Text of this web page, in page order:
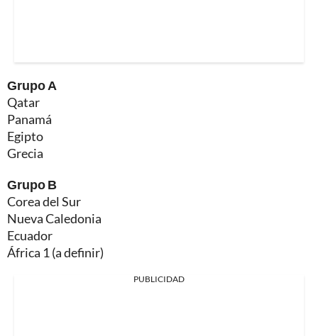
Grupo A
Qatar
Panamá
Egipto
Grecia
Grupo B
Corea del Sur
Nueva Caledonia
Ecuador
África 1 (a definir)
PUBLICIDAD